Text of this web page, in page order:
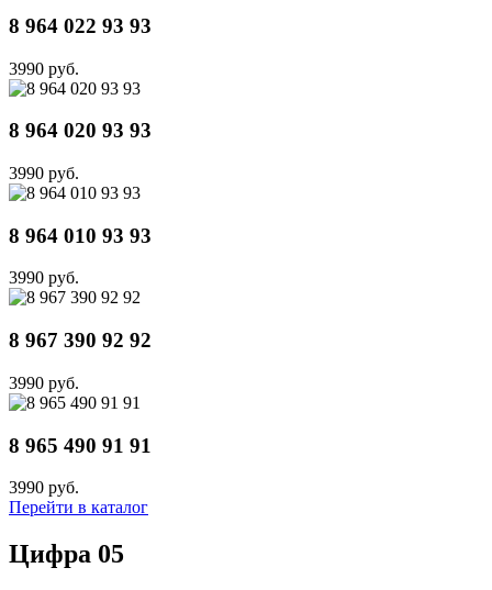
8 964 022 93 93
3990 руб.
8 964 020 93 93
3990 руб.
8 964 010 93 93
3990 руб.
8 967 390 92 92
3990 руб.
8 965 490 91 91
3990 руб.
Перейти в каталог
Цифра 05